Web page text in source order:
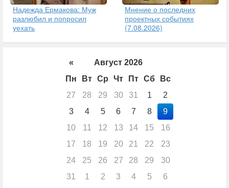
Надежда Ермакова: Муж
разлюбил и попросил
уехать
Мнение о последних
проектных событиях
(7.08.2026)
«
Август 2026
Пн
Вт Ср Чт Пт Сб
Вс
27
28 29 30 31 1
2
3
4 5 6 7 8
9
10
11 12 13 14 15
16
17
18 19 20 21 22
23
24
25 26 27 28 29
30
31
1 2 3 4 5 6